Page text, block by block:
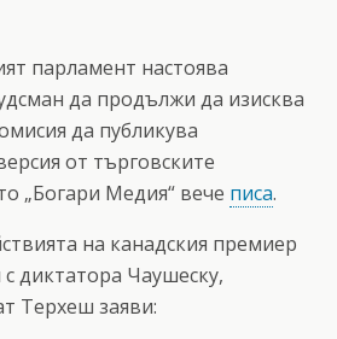
парламент настоява
да продължи да изисква
да публикува
от търговските
„Богари Медия“ вече писа.
на канадския премиер
диктатора Чаушеску,
Терхеш заяви: